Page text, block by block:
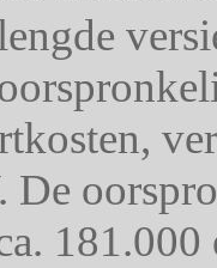
De
181.000